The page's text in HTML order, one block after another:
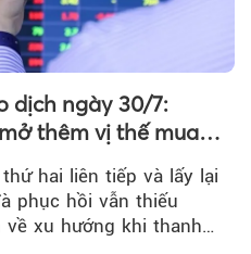
dịch ngày 30/7:
thêm vị thế mua
hai liên tiếp và lấy lại
phục hồi vẫn thiếu
xu hướng khi thanh